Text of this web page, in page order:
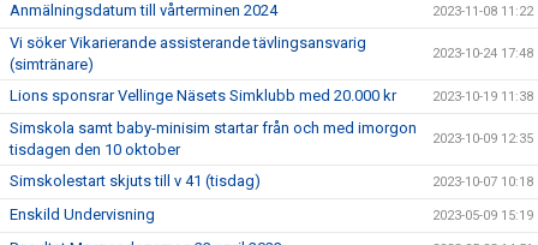
Anmälningsdatum till vårterminen 2024 2023-11-08 11:22
Vi söker Vikarierande assisterande tävlingsansvarig
(simtränare)
2023-10-24 17:48
Lions sponsrar Vellinge Näsets Simklubb med 20.000 kr 2023-10-19 11:38
Simskola samt baby-minisim startar från och med imorgon
tisdagen den 10 oktober
2023-10-09 12:35
Simskolestart skjuts till v 41 (tisdag) 2023-10-07 10:18
Enskild Undervisning 2023-05-09 15:19